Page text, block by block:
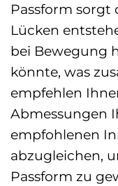
Passform sorgt
Lücken
bei Bewegung
könnte, was
empfehlen
Abmessungen
empfohlenen
abzugleichen,
Passform zu